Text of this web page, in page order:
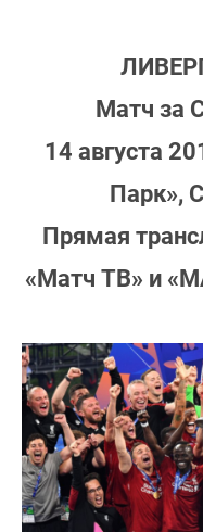
Матч за
14 августа
Парк»,
Прямая
«Матч ТВ» и